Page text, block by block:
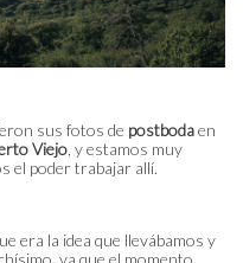
sus fotos de postbodaen
Viejo , y estamos muy
el poder trabajar allí.
era la idea que llevábamos y
ya que el momento